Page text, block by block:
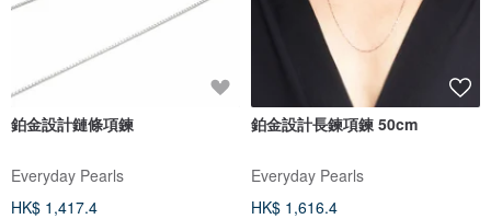
鉑金設計鏈條項鍊
Everyday Pearls
HK$ 1,417.4
鉑金設計長鍊項鍊 50cm
Everyday Pearls
HK$ 1,616.4